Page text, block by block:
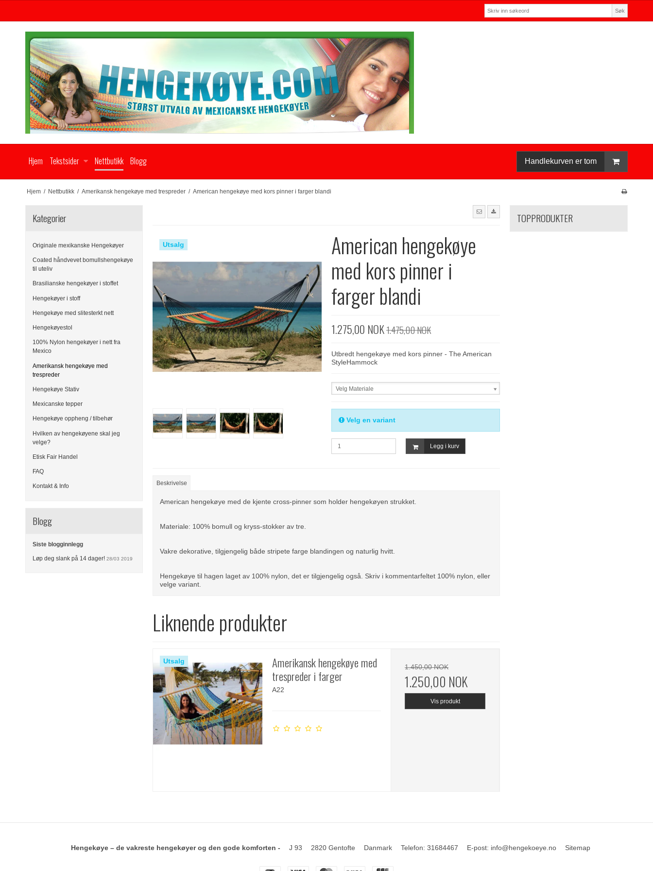
Søk
Hjem Tekstsider Nettbutikk Blogg Handlekurven er tom
Hjem / Nettbutikk / Amerikansk hengekøye med trespreder / American hengekøye med kors pinner i farger blandi
Kategorier
Originale mexikanske Hengekøyer
Coated håndvevet bomullshengekøye
til uteliv
Brasilianske hengekøyer i stoffet
Hengekøyer i stoff
Hengekøye med slitesterkt nett
Hengekøyestol
100% Nylon hengekøyer i nett fra
Mexico
Amerikansk hengekøye med
trespreder
Hengekøye Stativ
Mexicanske tepper
Hengekøye oppheng / tilbehør
Hvilken av hengekøyene skal jeg
velge?
Etisk Fair Handel
FAQ
Kontakt & Info
Blogg
Siste blogginnlegg
Løp deg slank på 14 dager! 28/03 2019
Utsalg
American hengekøye
med kors pinner i
farger blandi
1.275,00 NOK1.475,00 NOK
Utbredt hengekøye med kors pinner - The American
StyleHammock
Velg Materiale
Velg en variant
Legg i kurv
Beskrivelse
American hengekøye med de kjente cross-pinner som holder hengekøyen strukket.
Materiale: 100% bomull og kryss-stokker av tre.
Vakre dekorative, tilgjengelig både stripete farge blandingen og naturlig hvitt.
Hengekøye til hagen laget av 100% nylon, det er tilgjengelig også. Skriv i kommentarfeltet 100% nylon, eller
velge variant.
Liknende produkter
Utsalg
Amerikansk hengekøye med
trespreder i farger
A22
1.450,00 NOK
1.250,00 NOK
Vis produkt
TOPPRODUKTER
Hengekøye – de vakreste hengekøyer og den gode komforten - J 93 2820 Gentofte Danmark Telefon: 31684467 E-post: info@hengekoeye.no Sitemap